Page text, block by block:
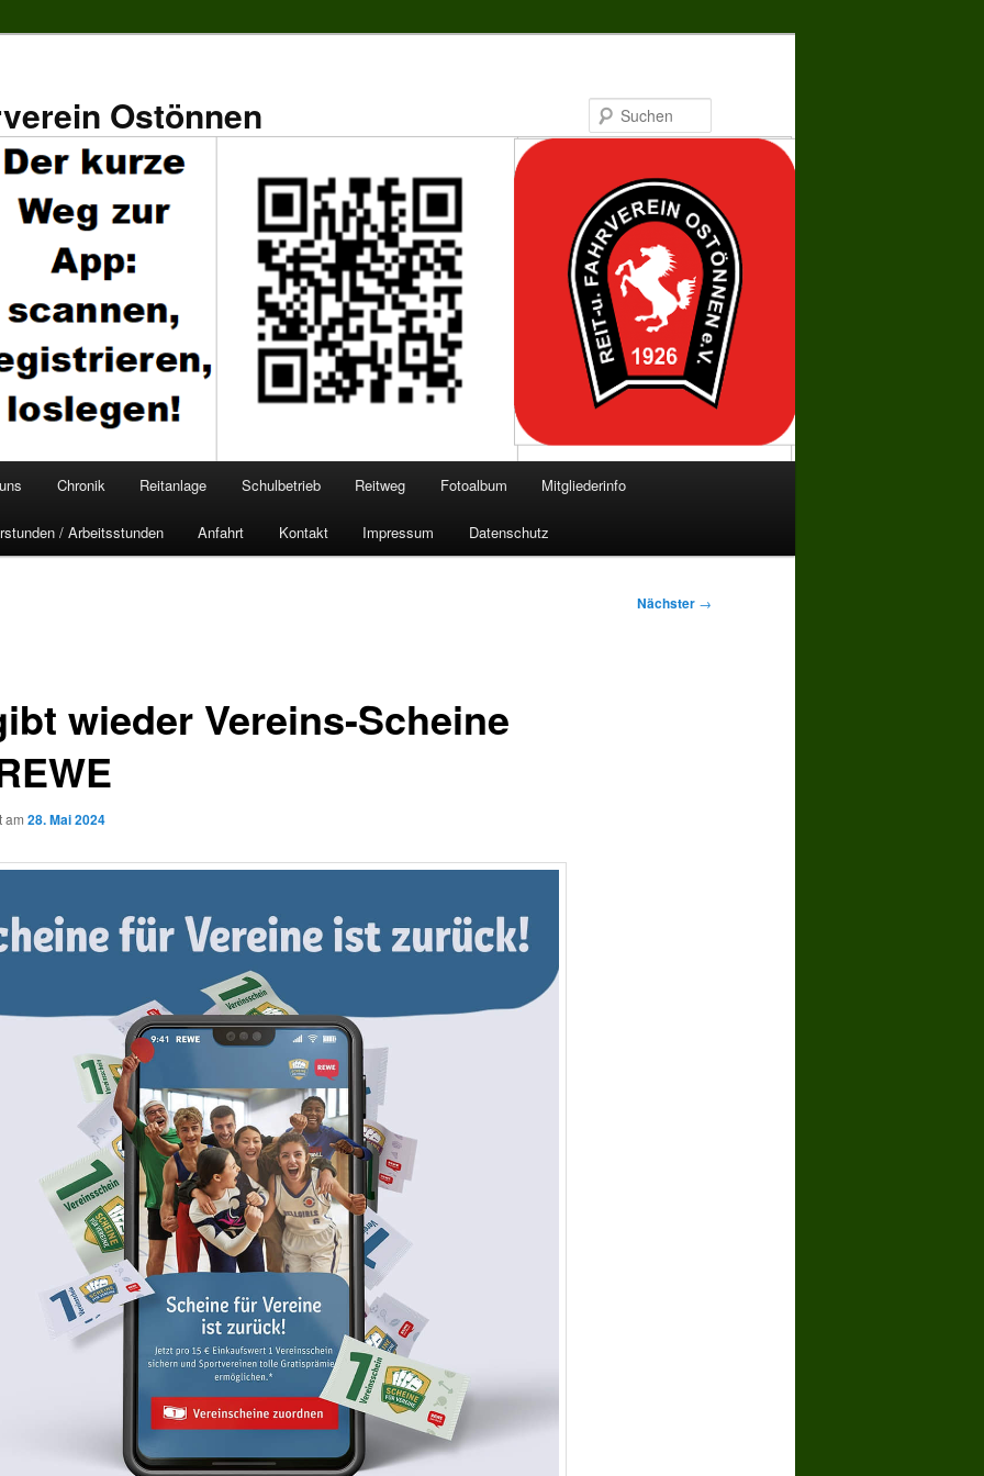
Ostönnen
Chronik Reitanlage Schulbetrieb Reitweg Fotoalbum Mitgliederinfo
/ Arbeitsstunden Anfahrt Kontakt Impressum Datenschutz
Nächster →
wieder Vereins-Scheine
am 28. Mai 2024